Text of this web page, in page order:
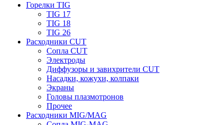
Горелки TIG
TIG 17
TIG 18
TIG 26
Расходники CUT
Сопла CUT
Электроды
Диффузоры и завихрители CUT
Насадки, кожухи, колпаки
Экраны
Головы плазмотронов
Прочее
Расходники MIG/MAG